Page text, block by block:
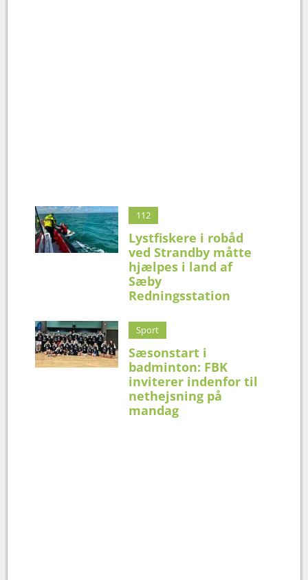
112
Lystfiskere i robåd
ved Strandby måtte
hjælpes i land af
Sæby
Redningsstation
Sport
Sæsonstart i
badminton: FBK
inviterer indenfor til
nethejsning på
mandag